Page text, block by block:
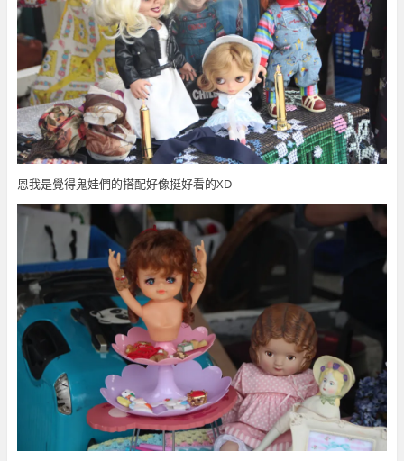
恩我是覺得鬼娃們的搭配好像挺好看的XD